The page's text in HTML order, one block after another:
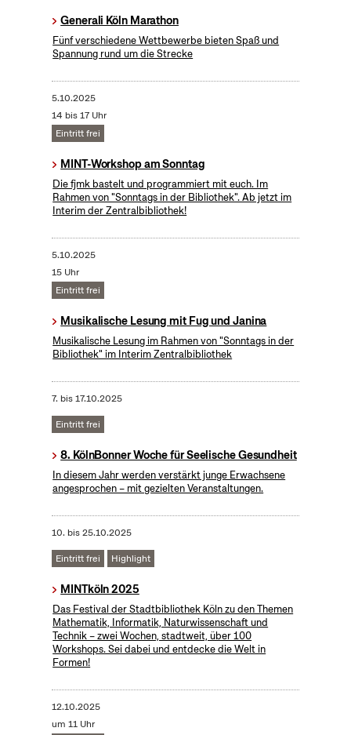
Generali Köln Marathon
Fünf verschiedene Wettbewerbe bieten Spaß und
Spannung rund um die Strecke
5.10.2025
14 bis 17 Uhr
Eintritt frei
MINT-Workshop am Sonntag
Die fjmk bastelt und programmiert mit euch. Im
Rahmen von "Sonntags in der Bibliothek". Ab jetzt im
Interim der Zentralbibliothek!
5.10.2025
15 Uhr
Eintritt frei
Musikalische Lesung mit Fug und Janina
Musikalische Lesung im Rahmen von "Sonntags in der
Bibliothek" im Interim Zentralbibliothek
7. bis17.10.2025
Eintritt frei
8. KölnBonner Woche für Seelische Gesundheit
In diesem Jahr werden verstärkt junge Erwachsene
angesprochen – mit gezielten Veranstaltungen.
10. bis25.10.2025
Eintritt frei Highlight
MINTköln 2025
Das Festival der Stadtbibliothek Köln zu den Themen
Mathematik, Informatik, Naturwissenschaft und
Technik – zwei Wochen, stadtweit, über 100
Workshops. Sei dabei und entdecke die Welt in
Formen!
12.10.2025
um 11 Uhr